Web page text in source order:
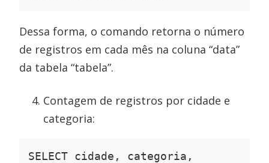
Dessa forma, o comando retorna o número
de registros em cada mês na coluna “data”
da tabela “tabela”.
Contagem de registros por cidade e
categoria:
SELECT cidade, categoria,